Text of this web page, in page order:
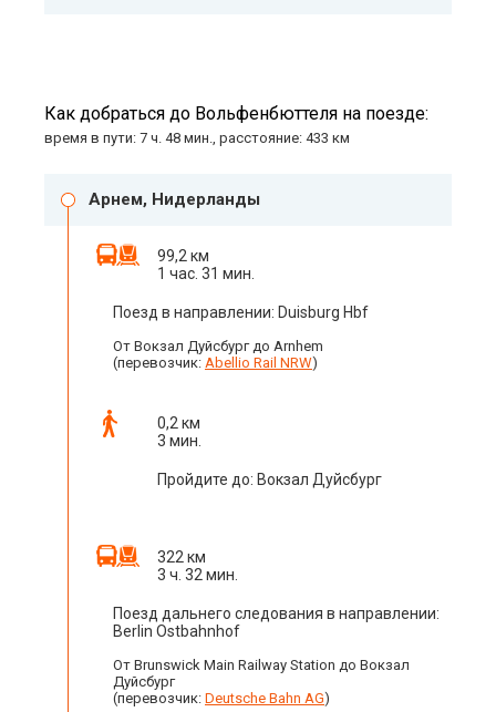
Как добраться до Вольфенбюттеля на поезде:
время в пути: 7 ч. 48 мин., расстояние: 433 км
Арнем, Нидерланды
99,2 км
1 час. 31 мин.
Поезд в направлении: Duisburg Hbf
От Вокзал Дуйсбург до Arnhem
(перевозчик: Abellio Rail NRW)
0,2 км
3 мин.
Пройдите до: Вокзал Дуйсбург
322 км
3 ч. 32 мин.
Поезд дальнего следования в направлении:
Berlin Ostbahnhof
От Brunswick Main Railway Station до Вокзал
Дуйсбург
(перевозчик: Deutsche Bahn AG)